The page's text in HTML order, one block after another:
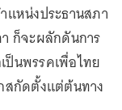
แหน่งประธานสภา
ก็จะผลักดันการ
ป็นพรรคเพื่อไทย
สกัดตั้งแต่ต้นทาง